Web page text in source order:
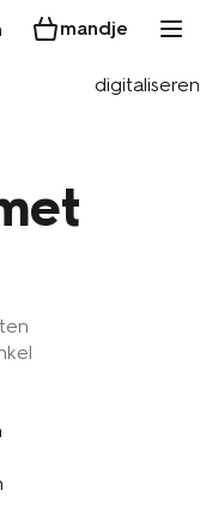
mandje
digitaliseren